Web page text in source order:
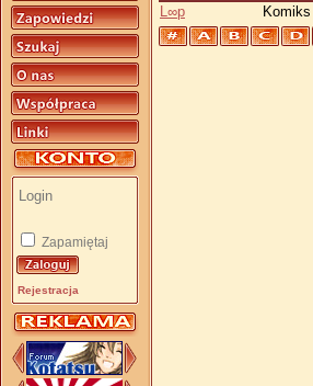
Zapamiętaj
Rejestracja
L∞p
Komiks